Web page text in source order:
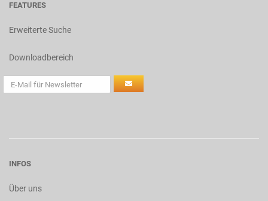
FEATURES
Erweiterte Suche
Downloadbereich
INFOS
Über uns